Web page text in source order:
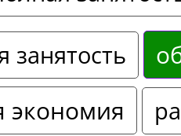
занятость
экономия